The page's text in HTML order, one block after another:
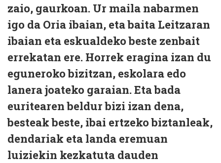
zaio, gaurkoan. Ur maila nabarmen
igo da Oria ibaian, eta baita Leitzaran
ibaian eta eskualdeko beste zenbait
errekatan ere. Horrek eragina izan du
eguneroko bizitzan, eskolara edo
lanera joateko garaian. Eta bada
euritearen beldur bizi izan dena,
besteak beste, ibai ertzeko biztanleak,
dendariak eta landa eremuan
luiziekin kezkatuta dauden